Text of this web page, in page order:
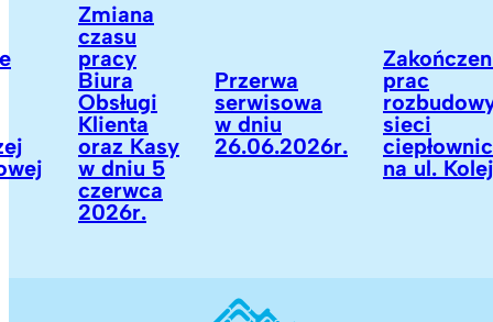
Zmiana
czasu
pracy
Biura
Obsługi
Klienta
oraz Kasy
w dniu 5
czerwca
2026r.
Przerwa
serwisowa
w dniu
26.06.2026r.
Zakończenie
prac
rozbudowy
sieci
ciepłowniczej
na ul.